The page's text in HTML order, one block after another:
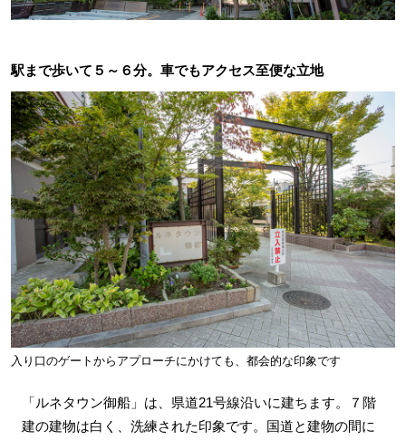
駅まで歩いて５～６分。車でもアクセス至便な立地
入り口のゲートからアプローチにかけても、都会的な印象です
「ルネタウン御船」は、県道21号線沿いに建ちます。７階
建の建物は白く、洗練された印象です。国道と建物の間に